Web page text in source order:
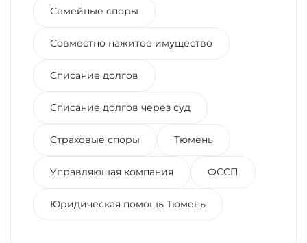
Семейные споры
Совместно нажитое имущество
Списание долгов
Списание долгов через суд
Страховые споры Тюмень
Управляющая компания ФССП
Юридическая помощь Тюмень